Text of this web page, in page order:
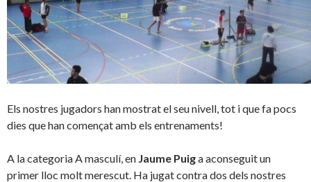
Els nostres jugadors han mostrat el seu nivell, tot i que fa pocs
dies que han començat amb els entrenaments!
A la categoria A masculí, en Jaume Puiga aconseguit un
primer lloc molt merescut. Ha jugat contra dos dels nostres